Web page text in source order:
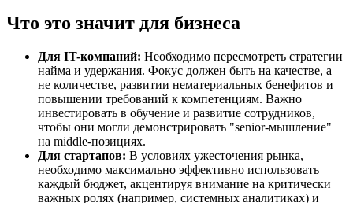
Что это значит для бизнеса
Для IT-компаний: Необходимо пересмотреть стратегии
найма и удержания. Фокус должен быть на качестве, а
не количестве, развитии нематериальных бенефитов и
повышении требований к компетенциям. Важно
инвестировать в обучение и развитие сотрудников,
чтобы они могли демонстрировать "senior-мышление"
на middle-позициях.
Для стартапов: В условиях ужесточения рынка,
необходимо максимально эффективно использовать
каждый бюджет, акцентируя внимание на критически
важных ролях (например, системных аналитиках) и